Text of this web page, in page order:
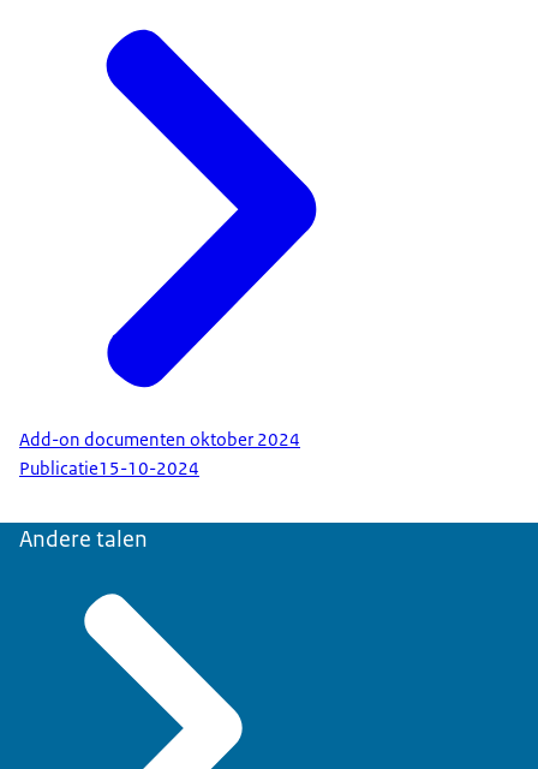
Add-on documenten oktober 2024
Publicatie15-10-2024
Andere talen